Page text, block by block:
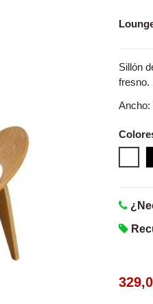
Sillón
fresno.
Ancho: